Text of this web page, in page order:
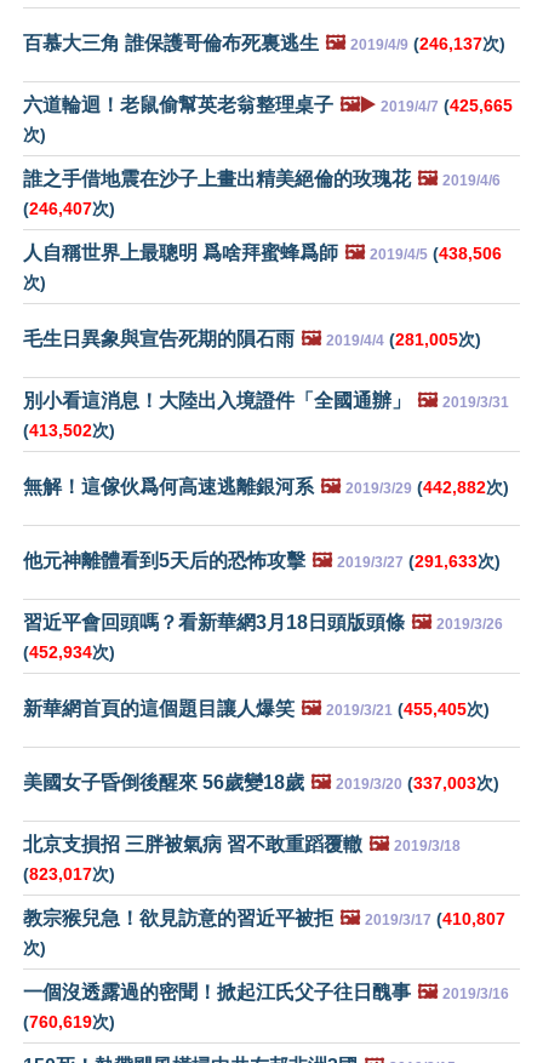
百慕大三角 誰保護哥倫布死裏逃生 🖼️ 2019/4/9 (246,137次)
六道輪迴！老鼠偷幫英老翁整理桌子 🖼️▶️ 2019/4/7 (425,665
次)
誰之手借地震在沙子上畫出精美絕倫的玫瑰花 🖼️ 2019/4/6
(246,407次)
人自稱世界上最聰明 爲啥拜蜜蜂爲師 🖼️ 2019/4/5 (438,506
次)
毛生日異象與宣告死期的隕石雨 🖼️ 2019/4/4 (281,005次)
別小看這消息！大陸出入境證件「全國通辦」 🖼️ 2019/3/31
(413,502次)
無解！這傢伙爲何高速逃離銀河系 🖼️ 2019/3/29 (442,882次)
他元神離體看到5天后的恐怖攻擊 🖼️ 2019/3/27 (291,633次)
習近平會回頭嗎？看新華網3月18日頭版頭條 🖼️ 2019/3/26
(452,934次)
新華網首頁的這個題目讓人爆笑 🖼️ 2019/3/21 (455,405次)
美國女子昏倒後醒來 56歲變18歲 🖼️ 2019/3/20 (337,003次)
北京支損招 三胖被氣病 習不敢重蹈覆轍 🖼️ 2019/3/18
(823,017次)
教宗猴兒急！欲見訪意的習近平被拒 🖼️ 2019/3/17 (410,807
次)
一個沒透露過的密聞！掀起江氏父子往日醜事 🖼️ 2019/3/16
(760,619次)